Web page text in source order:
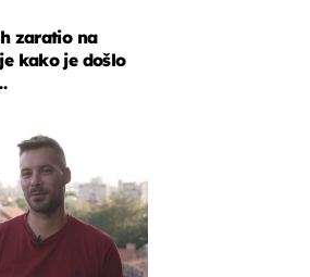
zaratio na
kako je došlo